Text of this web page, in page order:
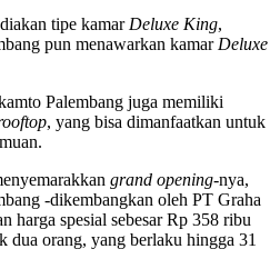
tipe kamar Deluxe King,
pun menawarkan kamar Deluxe
Palembang juga memiliki
, yang bisa dimanfaatkan untuk
grand opening-nya,
-dikembangkan oleh PT Graha
harga spesial sebesar Rp 358 ribu
dua orang, yang berlaku hingga 31